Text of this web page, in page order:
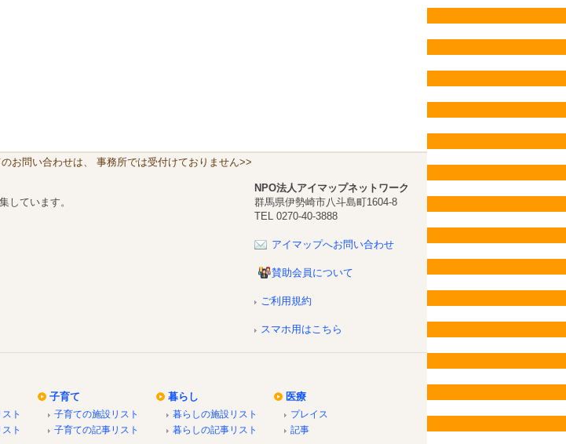
お問い合わせは、 事務所では受付けておりません>>
しています。
NPO法人アイマップネットワーク
群馬県伊勢崎市八斗島町1604-8
TEL 0270-40-3888
アイマップへお問い合わせ
賛助会員について
ご利用規約
スマホ用はこちら
ト
ト
子育て
子育ての施設リスト
子育ての記事リスト
暮らし
暮らしの施設リスト
暮らしの記事リスト
医療
プレイス
記事